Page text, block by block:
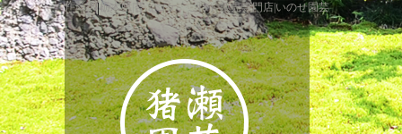
作庭例|栃木県|苔（コケ、こけ）販売専門店|いのせ園芸